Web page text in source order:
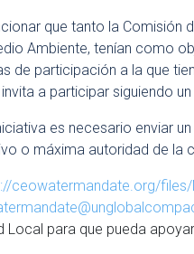
que tanto la Comisión
Ambiente, tenían como
de participación a la que
a participar siguiendo
es necesario enviar
o máxima autoridad de la
ceowatermandate.org/
Local para que pueda